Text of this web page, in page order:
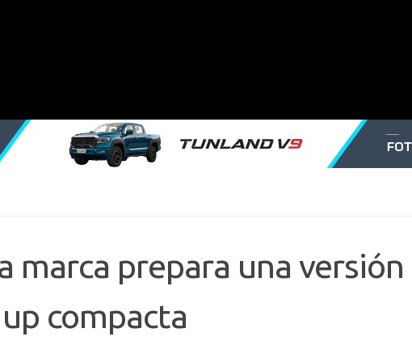
marca prepara una versión
compacta